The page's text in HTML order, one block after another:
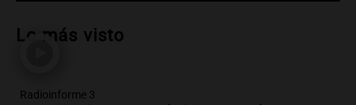
Caputo | Por Sergio Suppo
Audio.
Lo más visto
Radioinforme 3